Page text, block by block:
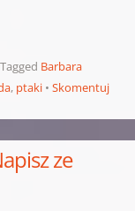
Tagged Barbara
, ptaki Skomentuj
ze